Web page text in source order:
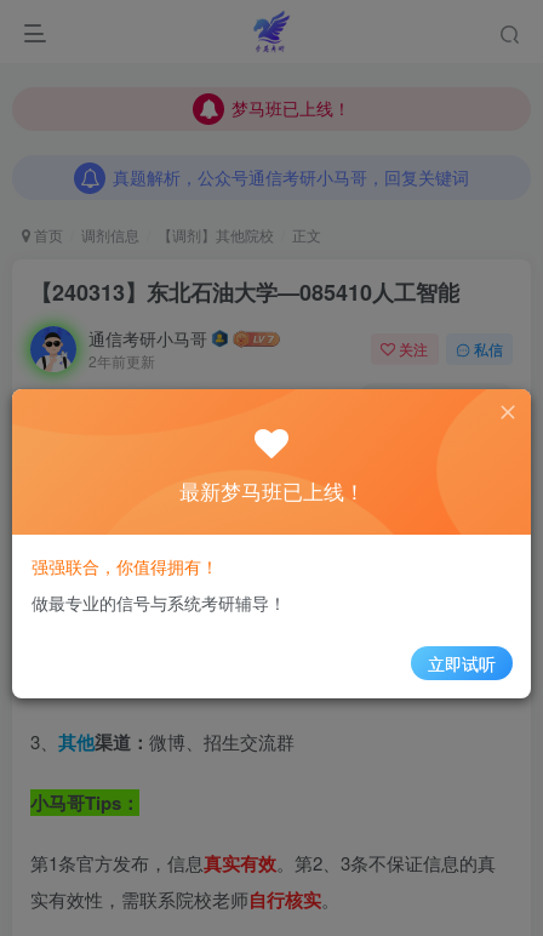
梦马班已上线！
梦马班已上线！
真题解析，公众号通信考研小马哥，回复关键词
真题解析，公众号通信考研小马哥，回复关键词
首页 调剂信息 【调剂】其他院校 正文
【240313】东北石油大学—085410人工智能
通信考研小马哥
2年前更新
关注 私信
0 231 13
初试成绩没有那么理想的同学
的调剂信息。
一、来源说明
1、官方发布： 学校官网、研招网
3、 其他渠道： 微博、招生交流群
小马哥Tips：
第1条官方发布，信息真实有效。第2、3条不保证信息的真
实有效性，需联系院校老师自行核实。
最新梦马班已上线！
强强联合，你值得拥有！
做最专业的信号与系统考研辅导！
立即试听